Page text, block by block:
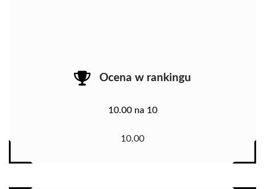
Ocena w rankingu
10.00 na 10
10.00